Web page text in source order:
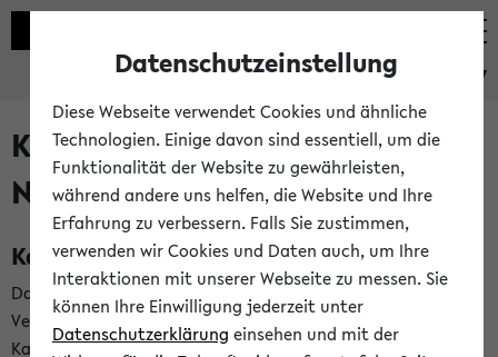
eKVV
Kalenderintegration und
Newsfeeds
Kalenderintegration
Das eKVV bietet Ihnen die Möglichkeit,
Veranstaltungstermine in eine Vielzahl von
Kalenderanwendungen einzubinden. Auf diese Weise können
Datenschutzeinstellung
Diese Webseite verwendet Cookies und ähnliche
Technologien. Einige davon sind essentiell, um die
Funktionalität der Website zu gewährleisten,
während andere uns helfen, die Website und Ihre
Erfahrung zu verbessern. Falls Sie zustimmen,
verwenden wir Cookies und Daten auch, um Ihre
Interaktionen mit unserer Webseite zu messen. Sie
können Ihre Einwilligung jederzeit unter
Datenschutzerklärung einsehen und mit der